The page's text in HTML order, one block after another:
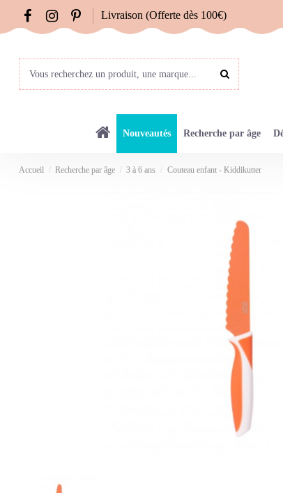
Livraison (Offerte dès 100€)
Nouveautés Recherche par âge
Accueil Recherche par âge 3 à 6 ans Couteau enfant - Kiddikutter